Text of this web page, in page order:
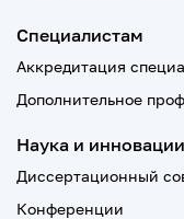
Специалистам
Аккредитация
Дополнительное
Наука и инновации
Диссертационный
Конференции